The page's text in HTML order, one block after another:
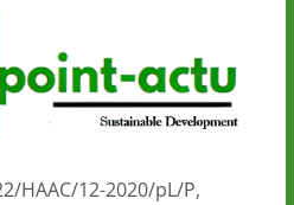
confiance au Togo sur
internationale au-delà des
de ses athlètes
retenir de la politique
de l’ambition de
HAAC/12-2020/pL/P,